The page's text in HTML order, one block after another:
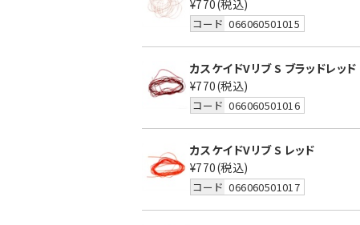
¥770(税込)
コード 066060501015
カスケイドVリブ S ブラッドレッド
¥770(税込)
コード 066060501016
カスケイドVリブ S レッド
¥770(税込)
コード 066060501017